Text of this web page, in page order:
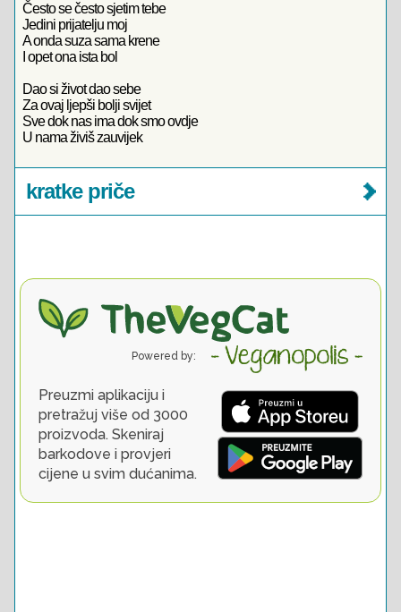
Često se često sjetim tebe
Jedini prijatelju moj
A onda suza sama krene
I opet ona ista bol
Dao si život dao sebe
Za ovaj ljepši bolji svijet
Sve dok nas ima dok smo ovdje
U nama živiš zauvijek
kratke priče